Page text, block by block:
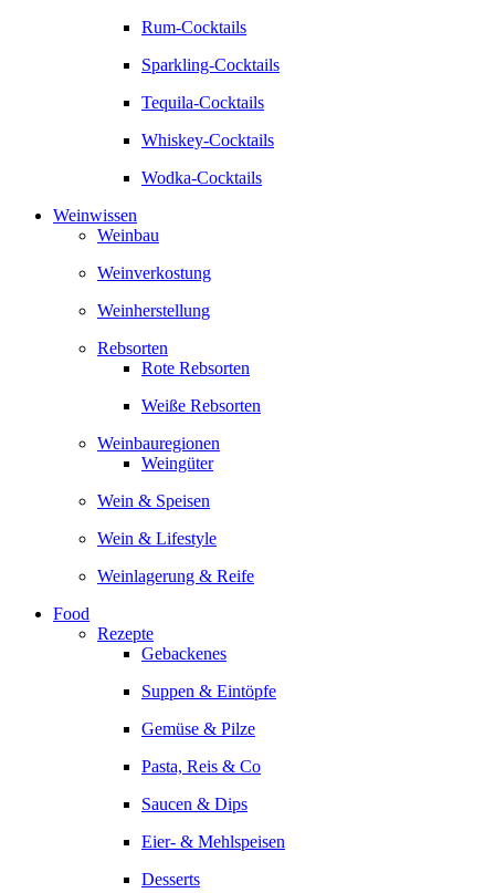
Rum-Cocktails
Sparkling-Cocktails
Tequila-Cocktails
Whiskey-Cocktails
Wodka-Cocktails
Weinwissen
Weinbau
Weinverkostung
Weinherstellung
Rebsorten
Rote Rebsorten
Weiße Rebsorten
Weinbauregionen
Weingüter
Wein & Speisen
Wein & Lifestyle
Weinlagerung & Reife
Food
Rezepte
Gebackenes
Suppen & Eintöpfe
Gemüse & Pilze
Pasta, Reis & Co
Saucen & Dips
Eier- & Mehlspeisen
Desserts